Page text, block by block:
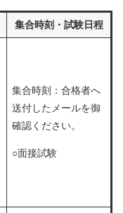
集合時刻・試験日程
集合時刻：合格者へ
送付したメールを御
確認ください。
○面接試験